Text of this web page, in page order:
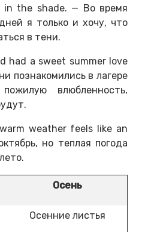
the shade. — Во время
я только и хочу, что
в тени.
had a sweet summer love
познакомились в лагере
влюбленность,
weather feels like an
но теплая погода
Осень
Осенние листья